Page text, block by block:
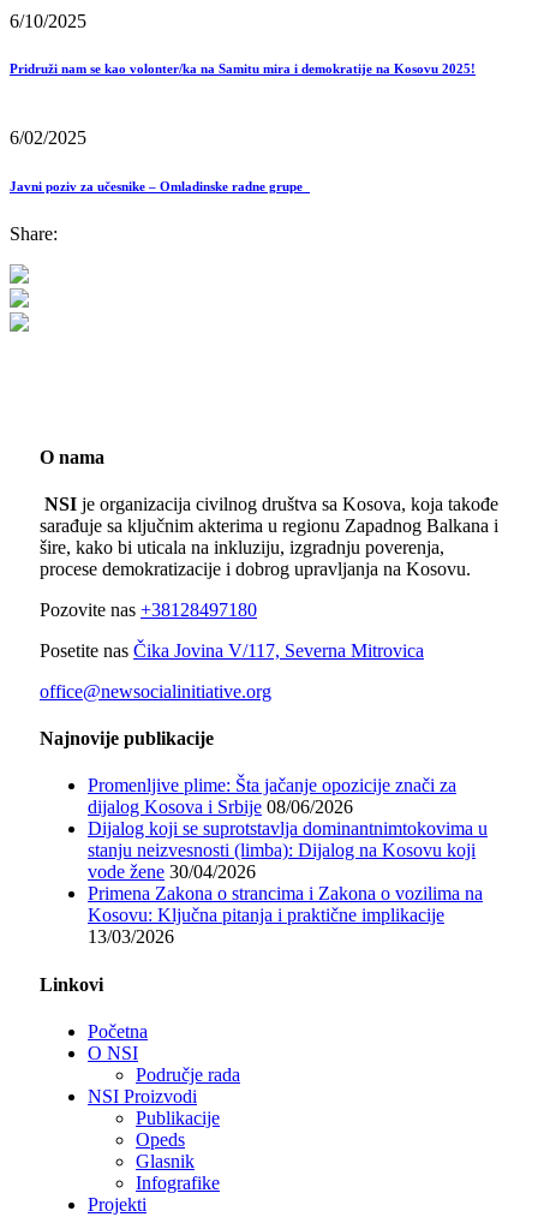
6/10/2025
Pridruži nam se kao volonter/ka na Samitu mira i demokratije na Kosovu 2025!
6/02/2025
Javni poziv za učesnike – Omladinske radne grupe
Share:
O nama
NSI je organizacija civilnog društva sa Kosova, koja takođe
sarađuje sa ključnim akterima u regionu Zapadnog Balkana i
šire, kako bi uticala na inkluziju, izgradnju poverenja,
procese demokratizacije i dobrog upravljanja na Kosovu.
Pozovite nas +38128497180
Posetite nas Čika Jovina V/117, Severna Mitrovica
office@newsocialinitiative.org
Najnovije publikacije
Promenljive plime: Šta jačanje opozicije znači za
dijalog Kosova i Srbije 08/06/2026
Dijalog koji se suprotstavlja dominantnimtokovima u
stanju neizvesnosti (limba): Dijalog na Kosovu koji
vode žene 30/04/2026
Primena Zakona o strancima i Zakona o vozilima na
Kosovu: Ključna pitanja i praktične implikacije
13/03/2026
Linkovi
Početna
O NSI
Područje rada
NSI Proizvodi
Publikacije
Opeds
Glasnik
Infografike
Projekti